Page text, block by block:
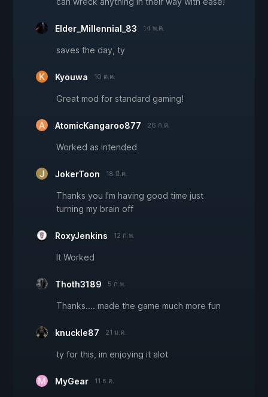
Elder_Millennial_83 14 พ.ค.
saves the day, ty
Kyouwa 10 ต.ค.
Great mod for standard gaming!
AtomicKangaroo877 26 ก.ค.
Worked as intended
JokerToon 18 มี.ค.
Thanks you I'm having good time just
turning my brain off
RoxyJenkins 12 ก.พ.
It Worked
Thoth3189 5 ก.พ.
Thanks.... made the game much more fun
knuckle87 21 ม.ค.
ty for this, im enjoying it alot
MyGear 11 ธ.ค.